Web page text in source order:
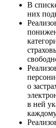
В
них
о
в ней